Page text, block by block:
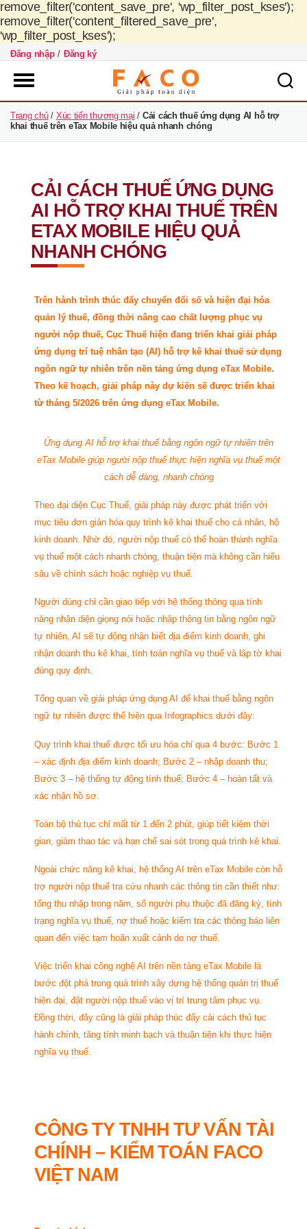
remove_filter('content_save_pre', 'wp_filter_post_kses');
remove_filter('content_filtered_save_pre',
'wp_filter_post_kses');
Đăng nhập / Đăng ký
FACO
Việt
Trang chủ/ Xúc tiến thương mại / Cải cách thuế ứng dụng AI hỗ trợ
khai thuế trên eTax Mobile hiệu quả nhanh chóng
CẢI CÁCH THUẾ ỨNG DỤNG
AI HỖ TRỢ KHAI THUẾ TRÊN
ETAX MOBILE HIỆU QUẢ
NHANH CHÓNG
Trên hành trình thúc đẩy chuyển đổi số và hiện đại hóa
quản lý thuế, đồng thời nâng cao chất lượng phục vụ
người nộp thuế, Cục Thuế hiện đang triển khai giải pháp
ứng dụng trí tuệ nhân tạo (AI) hỗ trợ kê khai thuế sử dụng
ngôn ngữ tự nhiên trên nền tảng ứng dụng eTax Mobile.
Theo kế hoạch, giải pháp này dự kiến sẽ được triển khai
từ tháng 5/2026 trên ứng dụng eTax Mobile.
Ứng dụng AI hỗ trợ khai thuế bằng ngôn ngữ tự nhiên trên
eTax Mobile giúp người nộp thuế thực hiện nghĩa vụ thuế một
cách dễ dàng, nhanh chóng
Theo đại diện Cục Thuế, giải pháp này được phát triển với
mục tiêu đơn giản hóa quy trình kê khai thuế cho cá nhân, hộ
kinh doanh. Nhờ đó, người nộp thuế có thể hoàn thành nghĩa
vụ thuế một cách nhanh chóng, thuận tiện mà không cần hiểu
sâu về chính sách hoặc nghiệp vụ thuế.
Người dùng chỉ cần giao tiếp với hệ thống thông qua tính
năng nhận diện giọng nói hoặc nhập thông tin bằng ngôn ngữ
tự nhiên, AI sẽ tự động nhận biết địa điểm kinh doanh, ghi
nhận doanh thu kê khai, tính toán nghĩa vụ thuế và lập tờ khai
đúng quy định.
Tổng quan về giải pháp ứng dụng AI để khai thuế bằng ngôn
ngữ tự nhiên được thể hiện qua Infographics dưới đây:
Quy trình khai thuế được tối ưu hóa chỉ qua 4 bước: Bước 1
– xác định địa điểm kinh doanh; Bước 2 – nhập doanh thu;
Bước 3 – hệ thống tự động tính thuế; Bước 4 – hoàn tất và
xác nhận hồ sơ.
Toàn bộ thủ tục chỉ mất từ 1 đến 2 phút, giúp tiết kiệm thời
gian, giảm thao tác và hạn chế sai sót trong quá trình kê khai.
Ngoài chức năng kê khai, hệ thống AI trên eTax Mobile còn hỗ
trợ người nộp thuế tra cứu nhanh các thông tin cần thiết như:
tổng thu nhập trong năm, số người phụ thuộc đã đăng ký, tình
trạng nghĩa vụ thuế, nợ thuế hoặc kiểm tra các thông báo liên
quan đến việc tạm hoãn xuất cảnh do nợ thuế.
Việc triển khai công nghệ AI trên nền tảng eTax Mobile là
bước đột phá trong quá trình xây dựng hệ thống quản trị thuế
hiện đại, đặt người nộp thuế vào vị trí trung tâm phục vụ.
Đồng thời, đây cũng là giải pháp thúc đẩy cải cách thủ tục
hành chính, tăng tính minh bạch và thuận tiện khi thực hiện
nghĩa vụ thuế.
CÔNG TY TNHH TƯ VẤN TÀI
CHÍNH – KIỂM TOÁN FACO
VIỆT NAM